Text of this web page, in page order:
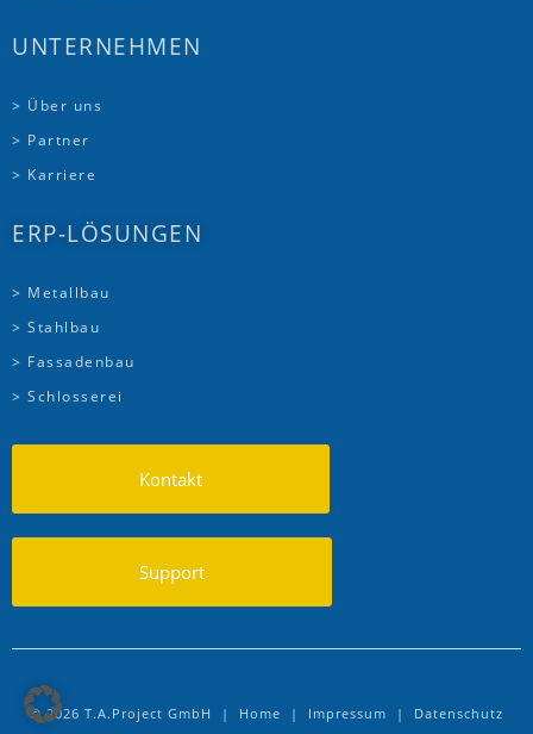
UNTERNEHMEN
> Über uns
> Partner
> Karriere
ERP-LÖSUNGEN
> Metallbau
> Stahlbau
> Fassadenbau
> Schlosserei
Kontakt
Support
© 2026 T.A.Project GmbH | Home | Impressum | Datenschutz